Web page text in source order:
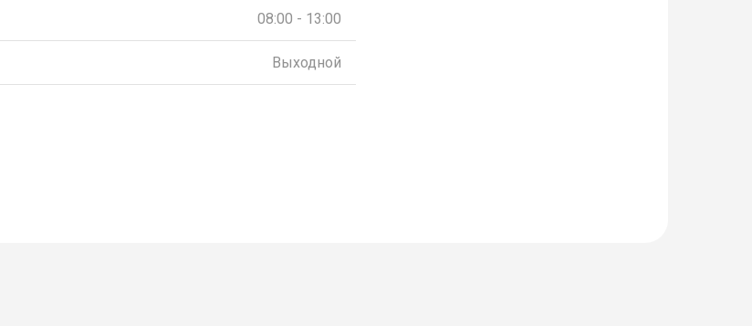
08:00 - 13:00
Выходной